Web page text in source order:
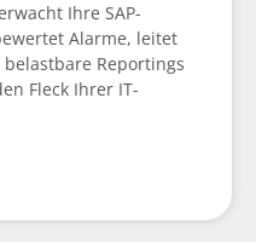
Ihre SAP-
Alarme, leitet
Reportings
Fleck Ihrer IT-